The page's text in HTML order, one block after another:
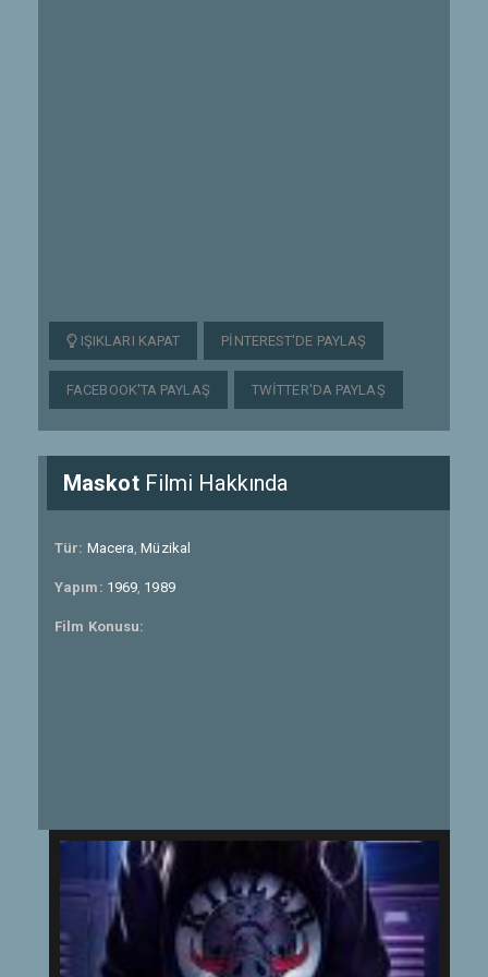
IŞIKLARI KAPAT PINTEREST'DE PAYLAŞ
FACEBOOK'TA PAYLAŞ TWITTER'DA PAYLAŞ
MaskotFilmi Hakkında
Tür: Macera,Müzikal
Yapım: 1969, 1989
Film Konusu: